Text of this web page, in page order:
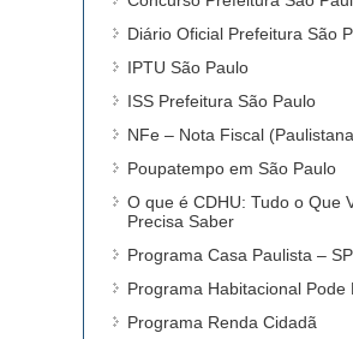
Diário Oficial Prefeitura São
IPTU São Paulo
ISS Prefeitura São Paulo
NFe – Nota Fiscal
Poupatempo em São Paulo
O que é CDHU: Tudo o Que
Precisa Saber
Programa Casa Paulista – SP
Programa Habitacional Pode
Programa Renda Cidadã